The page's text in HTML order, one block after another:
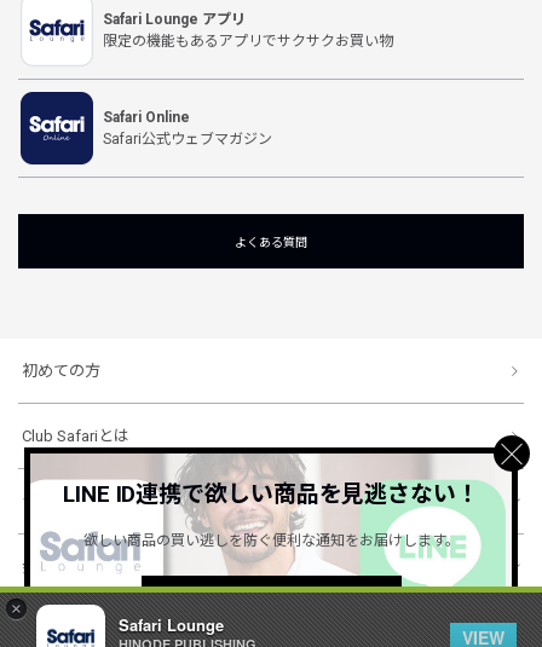
×
Safari Lounge
VIEW
Safari Lounge アプリ
限定の機能もあるアプリでサクサクお買い物
Safari Online
Safari公式ウェブマガジン
よくある質問
初めての方
Club Safariとは
ショッピングガイド
会社概要・規約
LINE ID連携で欲しい商品を見逃さない！
欲しい商品の買い逃しを防ぐ便利な通知をお届けします。
詳しくはこちら ＞